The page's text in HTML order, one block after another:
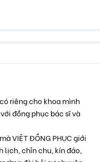
riêng cho khoa mình
đồng phục bác sĩ và
VIỆT ĐỒNG PHỤC giới
lịch, chỉn chu, kín đáo,